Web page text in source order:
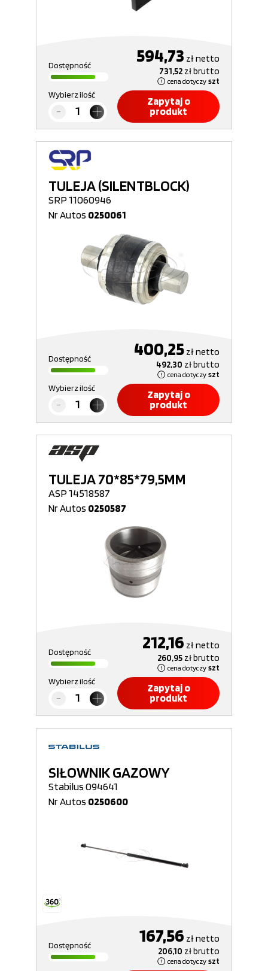
Dostępność 594,73 złnetto
731,52 złbrutto
cena dotyczy szt
Wybierz ilość
Zapytaj o
produkt
TULEJA (SILENTBLOCK)
SRP 11060946
Nr Autos 0250061
Dostępność 400,25 złnetto
492,30 złbrutto
cena dotyczy szt
Wybierz ilość
Zapytaj o
produkt
TULEJA 70*85*79,5MM
ASP 14518587
Nr Autos 0250587
Dostępność 212,16 złnetto
260,95 złbrutto
cena dotyczy szt
Wybierz ilość
Zapytaj o
produkt
SIŁOWNIK GAZOWY
Stabilus 094641
Nr Autos 0250600
Dostępność 167,56 złnetto
206,10 złbrutto
cena dotyczy szt